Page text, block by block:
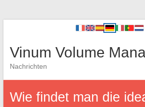
Vinum Volume
Nachrichten
Wie findet man die